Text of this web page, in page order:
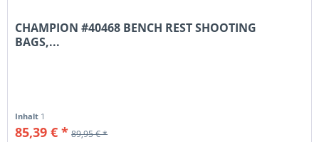
CHAMPION #40468 BENCH REST SHOOTING
BAGS,...
Inhalt 1
85,39 € * 89,95 € *